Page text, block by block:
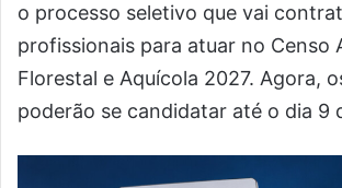
o processo seletivo que vai
profissionais para atuar no Censo
Florestal e Aquícola 2027. Agora,
poderão se candidatar até o dia 9